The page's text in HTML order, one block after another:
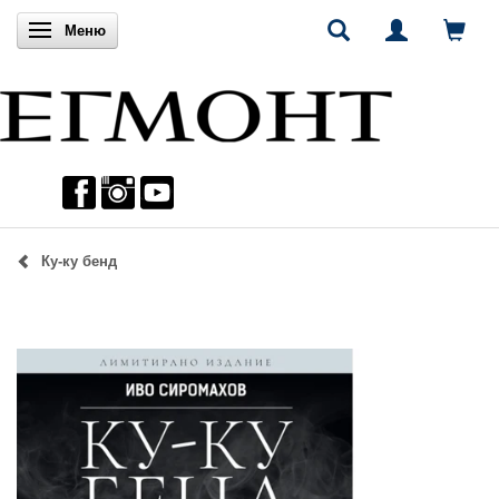
Включи навигацията
Меню
Ку-ку бенд